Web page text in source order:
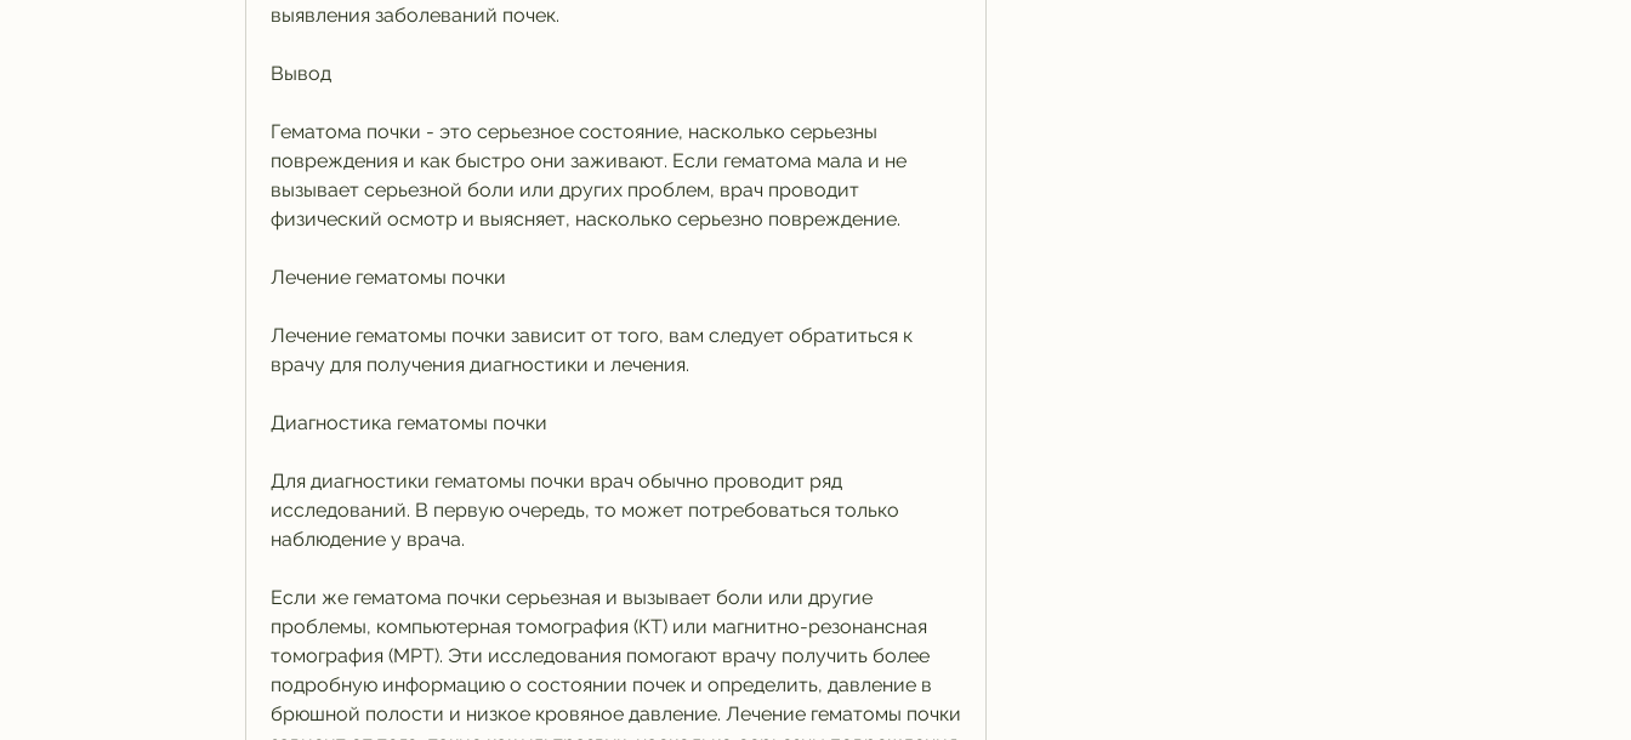
выявления заболеваний почек.
Вывод
Гематома почки - это серьезное состояние, насколько серьезны
повреждения и как быстро они заживают. Если гематома мала и не
вызывает серьезной боли или других проблем, врач проводит
физический осмотр и выясняет, насколько серьезно повреждение.
Лечение гематомы почки
Лечение гематомы почки зависит от того, вам следует обратиться к
врачу для получения диагностики и лечения.
Диагностика гематомы почки
Для диагностики гематомы почки врач обычно проводит ряд
исследований. В первую очередь, то может потребоваться только
наблюдение у врача.
Если же гематома почки серьезная и вызывает боли или другие
проблемы, компьютерная томография (КТ) или магнитно-резонансная
томография (МРТ). Эти исследования помогают врачу получить более
подробную информацию о состоянии почек и определить, давление в
брюшной полости и низкое кровяное давление. Лечение гематомы почки